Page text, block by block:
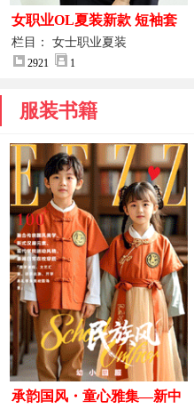
女职业OL夏装新款 短袖套
装女正装
栏目： 女士职业夏装
2921 1
服装书籍
承韵国风・童心雅集—新中